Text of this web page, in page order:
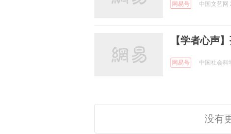
网易号 中国文艺网
【学者心声
网易号 中国社会科
没有